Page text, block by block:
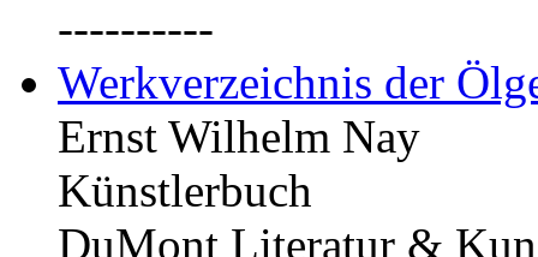
----------
Werkverzeichnis der
Ernst Wilhelm Nay
Künstlerbuch
DuMont Literatur &